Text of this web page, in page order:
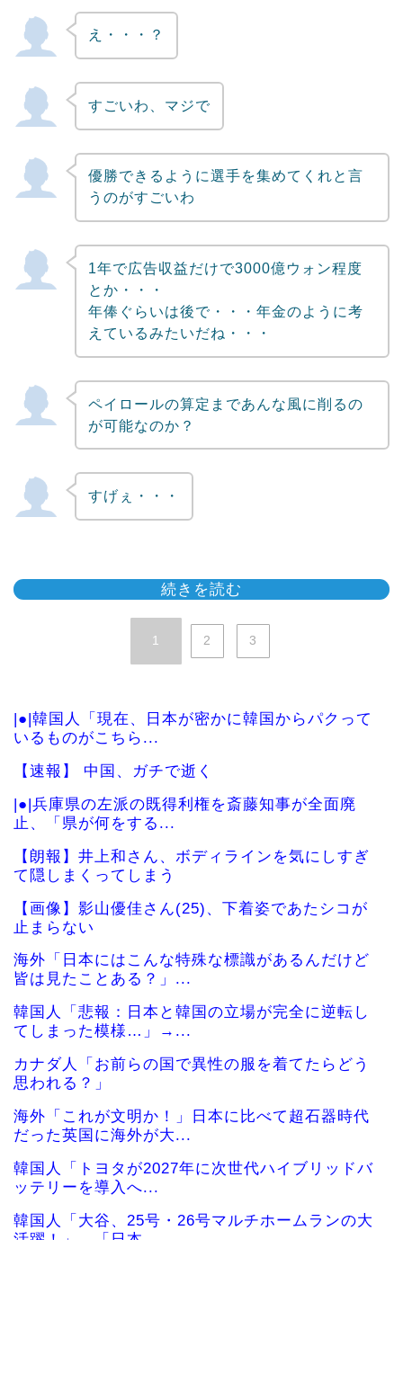
え・・・？
すごいわ、マジで
優勝できるように選手を集めてくれと言
うのがすごいわ
1年で広告収益だけで3000億ウォン程度
とか・・・
年俸ぐらいは後で・・・年金のように考
えているみたいだね・・・
ペイロールの算定まであんな風に削るの
が可能なのか？
すげぇ・・・
続きを読む
1 2 3
|●|韓国人「現在、日本が密かに韓国からパクって
いるものがこちら...
【速報】 中国、ガチで逝く
|●|兵庫県の左派の既得利権を斎藤知事が全面廃
止、「県が何をする...
【朗報】井上和さん、ボディラインを気にしすぎ
て隠しまくってしまう
【画像】影山優佳さん(25)、下着姿であたシコが
止まらない
海外「日本にはこんな特殊な標識があるんだけど
皆は見たことある？」...
韓国人「悲報：日本と韓国の立場が完全に逆転し
てしまった模様…」→...
カナダ人「お前らの国で異性の服を着てたらどう
思われる？」
海外「これが文明か！」日本に比べて超石器時代
だった英国に海外が大...
韓国人「トヨタが2027年に次世代ハイブリッドバ
ッテリーを導入へ...
韓国人「大谷、25号・26号マルチホームランの大
活躍！」→「日本...